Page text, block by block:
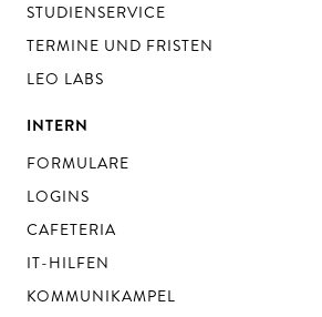
STUDIENSERVICE
TERMINE UND FRISTEN
LEO LABS
INTERN
FORMULARE
LOGINS
CAFETERIA
IT-HILFEN
KOMMUNIKAMPEL